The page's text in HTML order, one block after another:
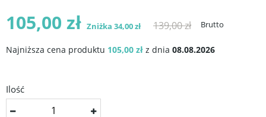
105,00 zł Zniżka 34,00 zł 139,00 zł Brutto
Najniższa cena produktu 105,00 zł z dnia 08.08.2026
Ilość